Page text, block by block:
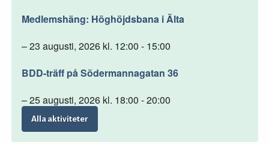
Medlemshäng: Höghöjdsbana i Älta
– 23 augusti, 2026 kl. 12:00 - 15:00
BDD-träff på Södermannagatan 36
– 25 augusti, 2026 kl. 18:00 - 20:00
Alla aktiviteter